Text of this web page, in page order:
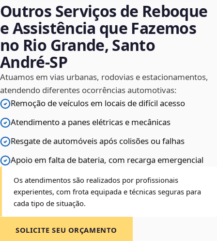
Outros Serviços de Reboque
e Assistência que Fazemos
no Rio Grande, Santo
André‑SP
Atuamos em vias urbanas, rodovias e estacionamentos,
atendendo diferentes ocorrências automotivas:
Remoção de veículos em locais de difícil acesso
Atendimento a panes elétricas e mecânicas
Resgate de automóveis após colisões ou falhas
Apoio em falta de bateria, com recarga emergencial
Os atendimentos são realizados por profissionais
experientes, com frota equipada e técnicas seguras para
cada tipo de situação.
SOLICITE SEU ORÇAMENTO